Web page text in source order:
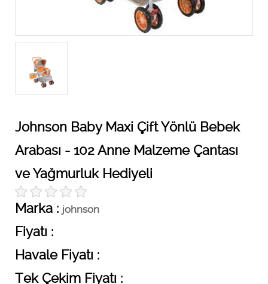
Johnson Baby Maxi Çift Yönlü Bebek
Arabası - 102 Anne Malzeme Çantası
ve Yağmurluk Hediyeli
Marka : johnson
Fiyatı :
Havale Fiyatı :
Tek Çekim Fiyatı :